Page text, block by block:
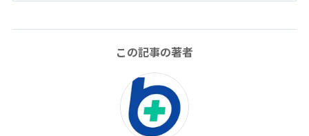
この記事の著者